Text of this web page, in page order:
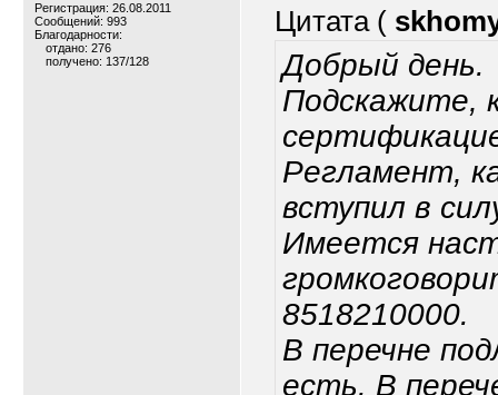
Регистрация: 26.08.2011
Сообщений: 993
Благодарности:
отдано: 276
получено: 137/128
Цитата (
Добрый день.
Подскажите,
Регламент,
вступил в
Имеется
8518210000.
В перечне
есть. В